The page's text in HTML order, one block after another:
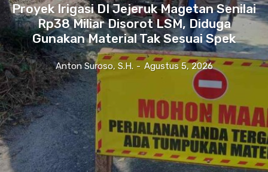
Proyek Irigasi DI Jejeruk Magetan Senilai
Rp38 Miliar Disorot LSM, Diduga
Gunakan Material Tak Sesuai Spek
Anton Suroso, S.H. - Agustus 5, 2026